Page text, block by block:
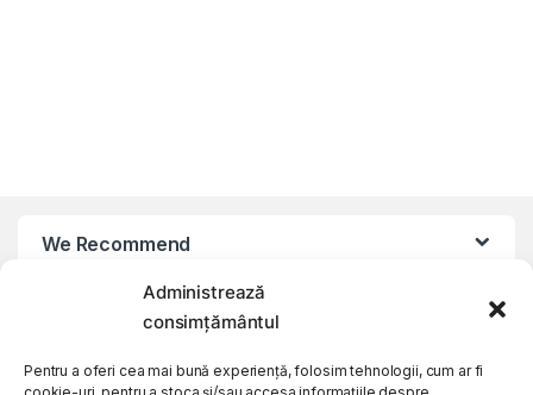
Administrează
consimțământul
Pentru a oferi cea mai bună experiență, folosim tehnologii, cum ar fi
We Recommend
My Account
Customer Care